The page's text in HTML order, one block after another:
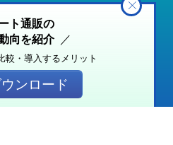
は、無料で利用できます。
することも可能です。
体験する
ト通販の
向を紹介
ンロード